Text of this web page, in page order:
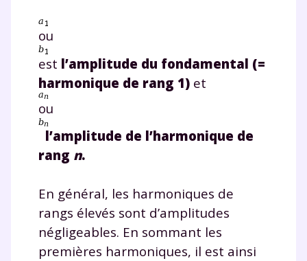
ou
est l’amplitude du fondamental (=
harmonique de rang 1) et
ou
l’amplitude de l’harmonique de
rang n.
En général, les harmoniques de
rangs élevés sont d’amplitudes
négligeables. En sommant les
premières harmoniques, il est ainsi